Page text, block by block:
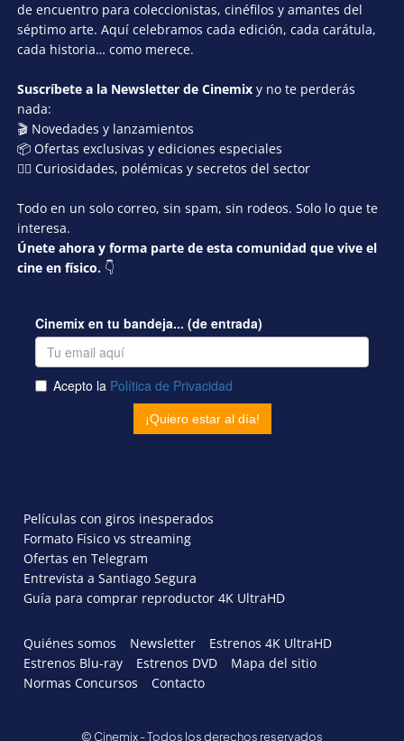
de encuentro para coleccionistas, cinéfilos y amantes del
séptimo arte. Aquí celebramos cada edición, cada carátula,
cada historia… como merece.
Suscríbete a la Newsletter de Cinemix y no te perderás
nada:
🎬 Novedades y lanzamientos
📦 Ofertas exclusivas y ediciones especiales
🕵️‍♂️ Curiosidades, polémicas y secretos del sector
Todo en un solo correo, sin spam, sin rodeos. Solo lo que te
interesa.
Únete ahora y forma parte de esta comunidad que vive el
cine en físico. 👇
Películas con giros inesperados
Formato Físico vs streaming
Ofertas en Telegram
Entrevista a Santiago Segura
Guía para comprar reproductor 4K UltraHD
Quiénes somos Newsletter
Estrenos 4K UltraHD
Estrenos Blu-ray
Estrenos DVD
Mapa del sitio
Normas Concursos
Contacto
© Cinemix - Todos los derechos reservados